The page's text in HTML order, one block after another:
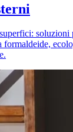
formaldeide,